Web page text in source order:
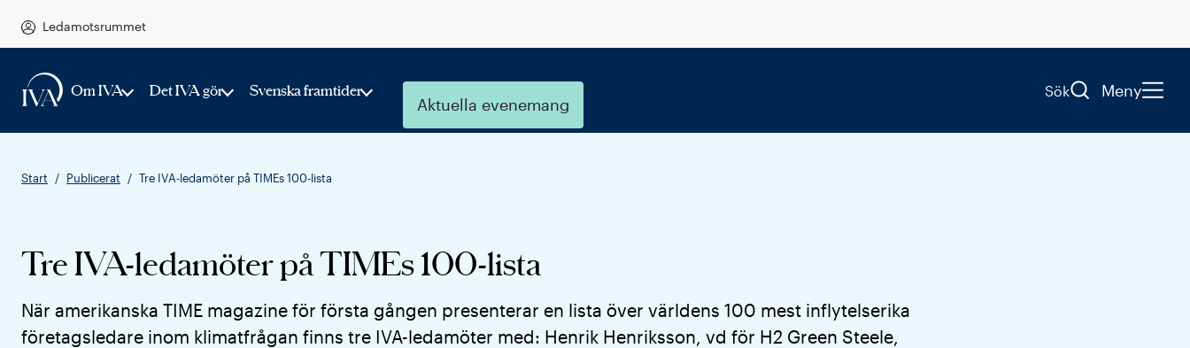
Ledamotsrummet
Om IVA Det IVA gör Svenska framtider
Aktuella evenemang
Sök Meny
Start Publicerat Tre IVA-ledamöter på TIMEs 100-lista
Tre IVA-ledamöter på TIMEs 100-lista
När amerikanska TIME magazine för första gången presenterar en lista över världens 100 mest inflytelserika
företagsledare inom klimatfrågan finns tre IVA-ledamöter med: Henrik Henriksson, vd för H2 Green Steele,